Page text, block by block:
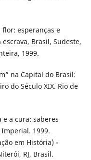
flor: esperanças e
Brasil, Sudeste,
1999.
na Capital do Brasil:
do Século XIX. Rio de
e a cura: saberes
1999.
em História) -
RJ, Brasil.